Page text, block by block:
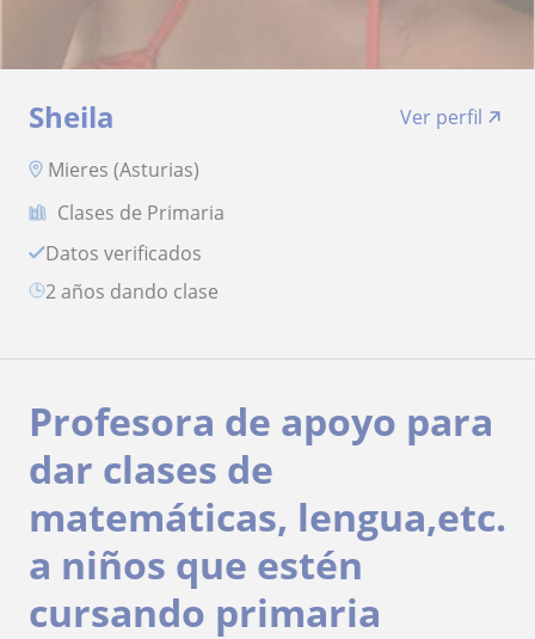
Sheila
Ver perfil
Mieres (Asturias)
Clases de Primaria
Datos verificados
2 años dando clase
Profesora de apoyo para
dar clases de
matemáticas, lengua,etc.
a niños que estén
cursando primaria